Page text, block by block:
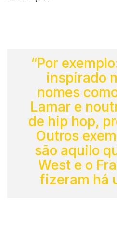
“Por
inspirado
nomes
Lamar e
de hip hop,
Outros
são aquilo
West e o
fizeram há